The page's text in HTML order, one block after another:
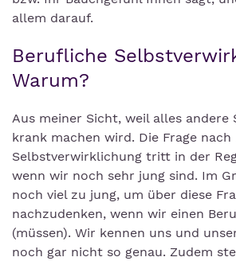
allem darauf.
Berufliche
Warum?
Aus meiner Sicht, weil alles andere
krank machen wird. Die Frage
Selbstverwirklichung tritt in der
wenn wir noch sehr jung sind. Im
noch viel zu jung, um über diese
nachzudenken, wenn wir einen
(müssen). Wir kennen uns und
noch gar nicht so genau. Zudem